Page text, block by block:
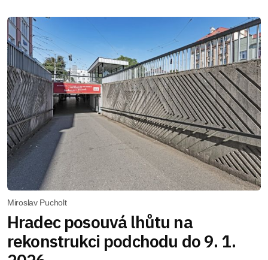
Miroslav Pucholt
Hradec posouvá lhůtu na
rekonstrukci podchodu do 9. 1.